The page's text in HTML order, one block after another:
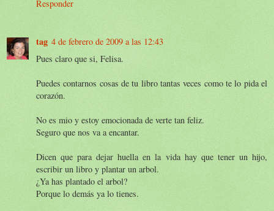
Responder
tag 4 de febrero de 2009 a las 12:43
Pues claro que si, Felisa.
Puedes contarnos cosas de tu libro tantas veces como te lo pida el
corazón.
No es mio y estoy emocionada de verte tan feliz.
Seguro que nos va a encantar.
Dicen que para dejar huella en la vida hay que tener un hijo,
escribir un libro y plantar un arbol.
¿Ya has plantado el arbol?
Porque lo demás ya lo tienes.